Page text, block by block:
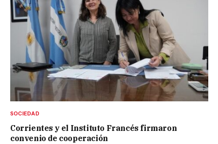
SOCIEDAD
Corrientes y el Instituto Francés firmaron
convenio de cooperación